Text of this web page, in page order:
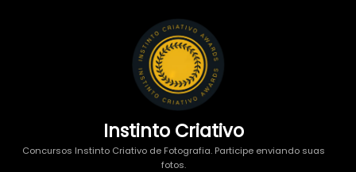
Instinto Criativo
Concursos Instinto Criativo de Fotografia. Participe enviando suas
fotos.